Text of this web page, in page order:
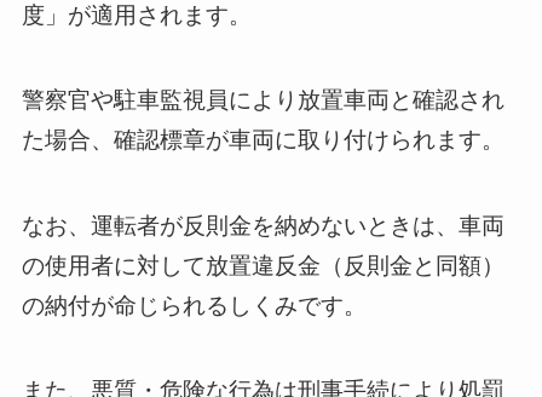
度」が適用されます。
警察官や駐車監視員により放置車両と確認され
た場合、確認標章が車両に取り付けられます。
なお、運転者が反則金を納めないときは、車両
の使用者に対して放置違反金（反則金と同額）
の納付が命じられるしくみです。
また、悪質・危険な行為は刑事手続により処罰